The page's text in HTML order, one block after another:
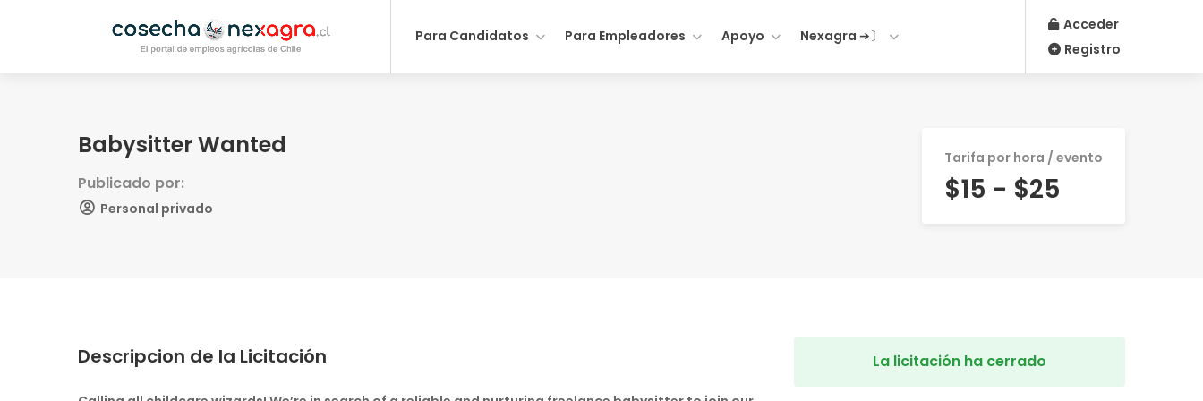
Para Candidatos Para Empleadores Apoyo Nexagra ➔〕
Acceder
Registro
Babysitter Wanted
Publicado por:
Personal privado
Tarifa por hora / evento
$15 - $25
Descripcion de la Licitación La licitación ha cerrado